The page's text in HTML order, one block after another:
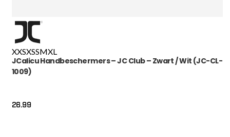
XXSXSSMXL
JCalicu Handbeschermers – JC Club – Zwart / Wit (JC-CL-
1009)
26.99